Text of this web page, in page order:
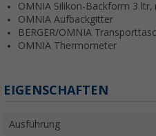
OMNIA Silikon-Backform 3 ltr,
OMNIA Aufbackgitter
BERGER/OMNIA
OMNIA Thermometer
EIGENSCHAFTEN
Ausführung